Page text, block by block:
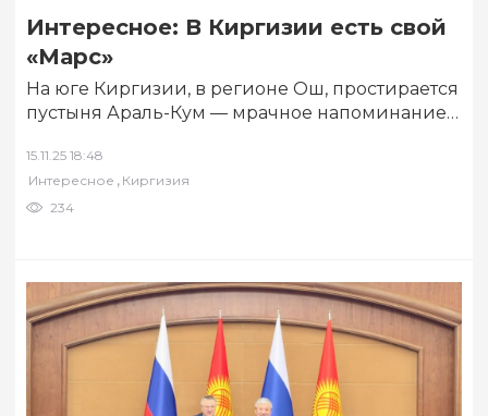
Интересное: В Киргизии есть свой
«Марс»
На юге Киргизии, в регионе Ош, простирается
пустыня Араль-Кум — мрачное напоминание о
бывшее дно Аральского моря, которое…
15.11.25 18:48
Интересное , Киргизия
234